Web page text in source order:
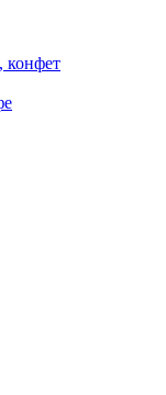
конфет